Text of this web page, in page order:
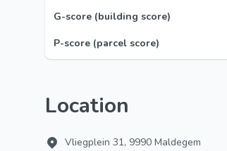
G-score (building score)
P-score (parcel score)
Location
Vliegplein 31, 9990 Maldegem